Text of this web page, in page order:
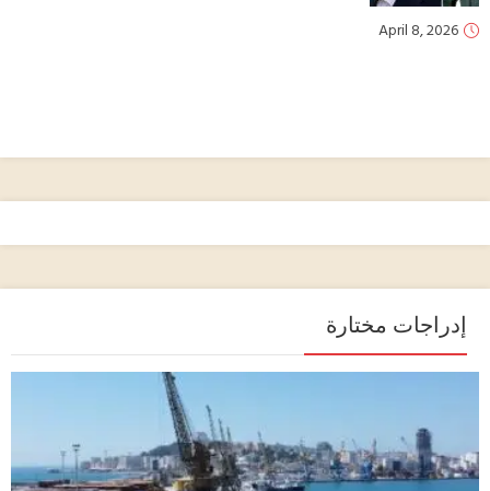
April 8, 2026
إدراجات مختارة